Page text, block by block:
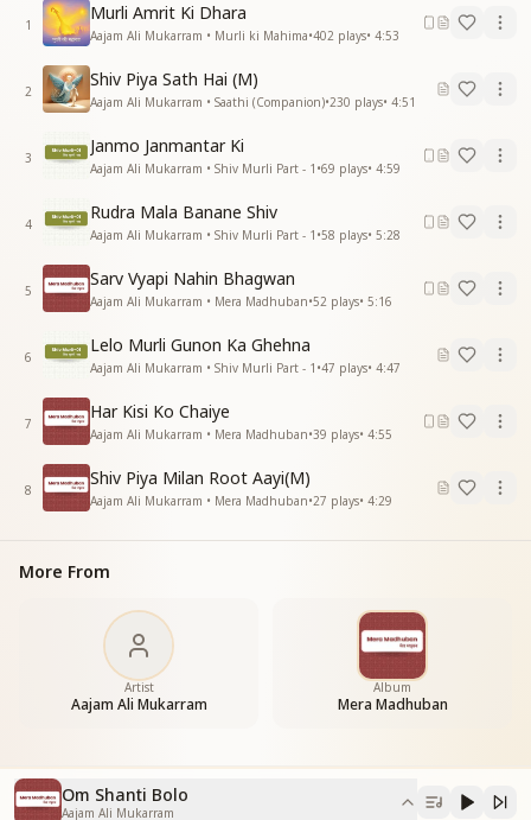
जीव जीव का भोजन है आना जाना ये यौवन है
मन बुद्धि पावन करके संस्कार पुराने छोड़ो
छोड़ो छोड़ो छोड़ो छोड़ो
ओम शांति ओम शांति ओम शांति बोलो
ज्ञान की वो गंगाये लाया
शिव की दृष्टी में समावो
अब भारत को स्वर्ग बनाओ
महा बिनाश अटल होगा
आत्म घर चलने की सोचो
सोचो सोचो सोचो सोचो
ओम शांति ओम शांति ओम शांति बोलो"
1
Murli Amrit Ki Dhara
Aajam Ali Mukarram • Murli ki Mahima•402 plays• 4:53
2
Shiv Piya Sath Hai (M)
Aajam Ali Mukarram • Saathi (Companion)•230 plays• 4:51
3
Janmo Janmantar Ki
Aajam Ali Mukarram • Shiv Murli Part - 1 •69 plays• 4:59
4
Rudra Mala Banane Shiv
Aajam Ali Mukarram • Shiv Murli Part - 1 •58 plays• 5:28
5
Sarv Vyapi Nahin Bhagwan
Aajam Ali Mukarram • Mera Madhuban•52 plays• 5:16
6
Lelo Murli Gunon Ka Ghehna
Aajam Ali Mukarram • Shiv Murli Part - 1 •47 plays• 4:47
7
Har Kisi Ko Chaiye
Aajam Ali Mukarram • Mera Madhuban•39 plays• 4:55
8
Shiv Piya Milan Root Aayi(M)
Aajam Ali Mukarram • Mera Madhuban•27 plays• 4:29
More From
Artist
Aajam Ali Mukarram
Album
Mera Madhuban
Om Shanti Bolo
Aajam Ali Mukarram